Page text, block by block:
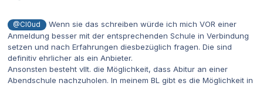
@Cl0ud
Wenn sie das schreiben würde ich mich VOR einer
Anmeldung besser mit der entsprechenden Schule in Verbindung
setzen und nach Erfahrungen diesbezüglich fragen. Die sind
definitiv ehrlicher als ein Anbieter.
Ansonsten besteht vllt. die Möglichkeit, dass Abitur an einer
Abendschule nachzuholen. In meinem BL gibt es die Möglichkeit in